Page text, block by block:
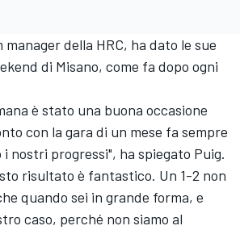
della HRC, ha dato le sue
di Misano, come fa dopo ogni
è stato una buona occasione
con la gara di un mese fa sempre
i nostri progressi", ha spiegato Puig.
risultato è fantastico. Un 1-2 non
quando sei in grande forma, e
caso, perché non siamo al